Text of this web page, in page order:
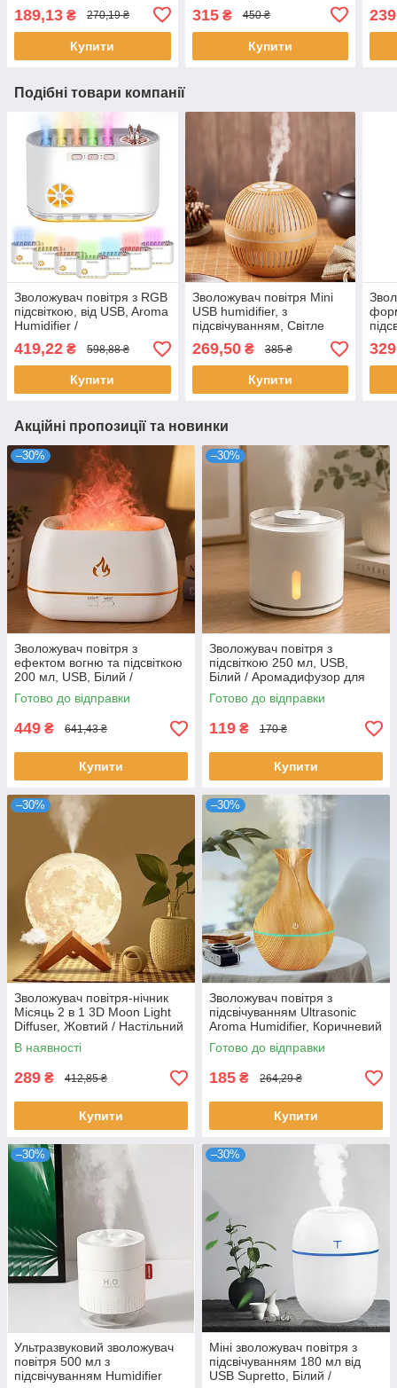
Бездротові лед лампи
189,13 ₴ 270,19 ₴
Купити
Дзеркальний годинник із
зеленим LED
315₴ 450 ₴
Купити
Подібні товари компанії
Зволожувач повітря з RGB
підсвіткою, від USB, Aroma
Humidifier /
Ультразвуковий
аромадифузор для дому
419,22 ₴ 598,88 ₴
Купити
Зволожувач повітря Mini
USB humidifier, з
підсвічуванням, Світле
дерево / Міні
аромадифузор для дому /
Зволожувач-нічник
269,50₴ 385 ₴
Купити
329
Акційні пропозиції та новинки
–30%
Зволожувач повітря з
ефектом вогню та підсвіткою
200 мл, USB, Білий /
Аромадифузор для дому /
Нічник-зволожувач
Готово до відправки
449 ₴ 641,43 ₴
Купити
–30%
Зволожувач повітря з
підсвіткою 250 мл, USB,
Білий / Аромадифузор для
дому / Нічник-зволожувач
Готово до відправки
119 ₴ 170 ₴
Купити
–30%
Зволожувач повітря-нічник
Місяць 2 в 1 3D Moon Light
Diffuser, Жовтий / Настільний
світильник з зволожувачем
В наявності
289 ₴ 412,85 ₴
Купити
–30%
Зволожувач повітря з
підсвічуванням Ultrasonic
Aroma Humidifier, Коричневий
/ Безшумний
аромадиффузор
Готово до відправки
185 ₴ 264,29 ₴
Купити
–30%
Ультразвуковий зволожувач
повітря 500 мл з
підсвічуванням Humidifier
–30%
Міні зволожувач повітря з
підсвічуванням 180 мл від
USB Supretto, Білий /